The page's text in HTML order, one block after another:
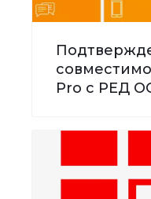
Pro с РЕД